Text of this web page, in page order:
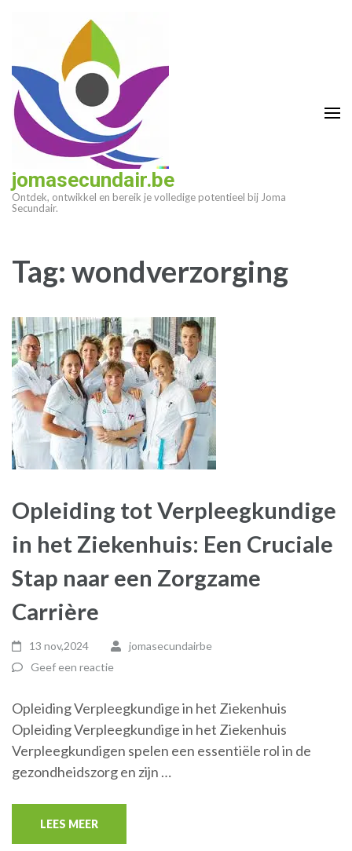
(druk
enter)
jomasecundair.be
Ontdek, ontwikkel en bereik je volledige potentieel bij Joma
Secundair.
Tag:wondverzorging
Opleiding tot Verpleegkundige
in het Ziekenhuis: Een Cruciale
Stap naar een Zorgzame
Carrière
13 nov,2024
jomasecundairbe
Geef een reactie
Opleiding Verpleegkundige in het Ziekenhuis
Opleiding Verpleegkundige in het Ziekenhuis
Verpleegkundigen spelen een essentiële rol in de
gezondheidszorg en zijn …
LEES MEER